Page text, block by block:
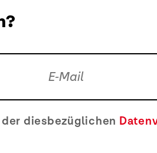
diesbezüglichen